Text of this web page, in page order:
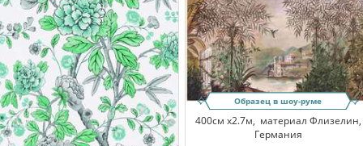
Образец в шоу-руме
400см x2.7м, материал Флизелин,
Германия